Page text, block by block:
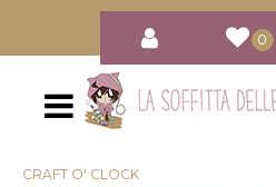
0
Open
CRAFT O' CLOCK